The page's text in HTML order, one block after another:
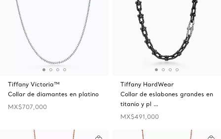
Tiffany Victoria™
Collar de diamantes en platino
MX$707,000
Tiffany HardWear
Collar de eslabones grandes en
titanio y pl …
MX$491,000